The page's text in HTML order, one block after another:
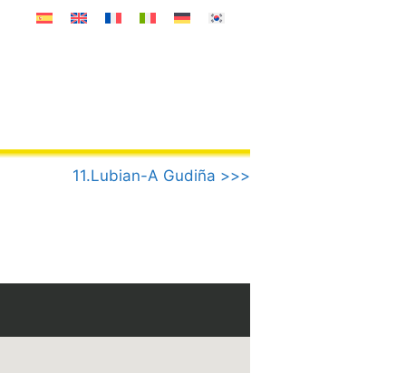
11.Lubian-A Gudiña >>>